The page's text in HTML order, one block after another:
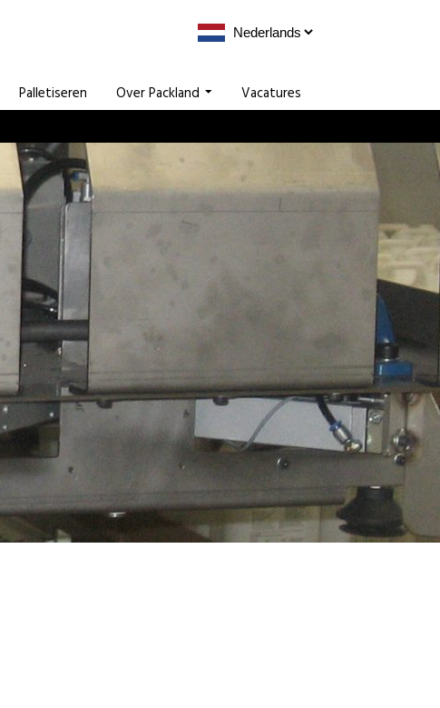
Palletiseren Over Packland
Vacatures